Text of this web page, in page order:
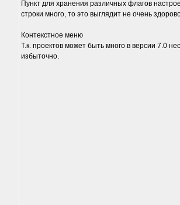
Пункт для хранения различных флагов
строки много, то это выглядит не очень
Контекстное меню
Т.к. проектов может быть много в версии 7.0
избыточно.